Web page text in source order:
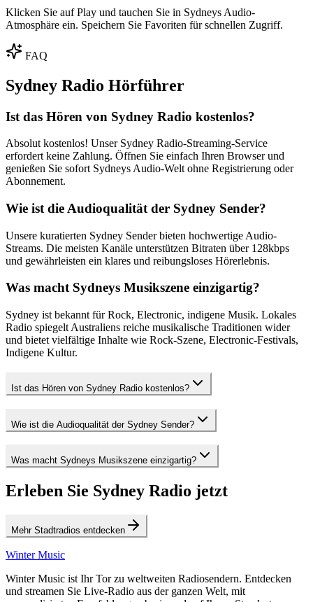
Klicken Sie auf Play und tauchen Sie in Sydneys Audio-
Atmosphäre ein. Speichern Sie Favoriten für schnellen Zugriff.
FAQ
Sydney Radio Hörführer
Ist das Hören von Sydney Radio kostenlos?
Absolut kostenlos! Unser Sydney Radio-Streaming-Service
erfordert keine Zahlung. Öffnen Sie einfach Ihren Browser und
genießen Sie sofort Sydneys Audio-Welt ohne Registrierung oder
Abonnement.
Wie ist die Audioqualität der Sydney Sender?
Unsere kuratierten Sydney Sender bieten hochwertige Audio-
Streams. Die meisten Kanäle unterstützen Bitraten über 128kbps
und gewährleisten ein klares und reibungsloses Hörerlebnis.
Was macht Sydneys Musikszene einzigartig?
Sydney ist bekannt für Rock, Electronic, indigene Musik. Lokales
Radio spiegelt Australiens reiche musikalische Traditionen wider
und bietet vielfältige Inhalte wie Rock-Szene, Electronic-Festivals,
Indigene Kultur.
Ist das Hören von Sydney Radio kostenlos?
Wie ist die Audioqualität der Sydney Sender?
Was macht Sydneys Musikszene einzigartig?
Erleben Sie Sydney Radio jetzt
Mehr Stadtradios entdecken
Winter Music
Winter Music ist Ihr Tor zu weltweiten Radiosendern. Entdecken
und streamen Sie Live-Radio aus der ganzen Welt, mit